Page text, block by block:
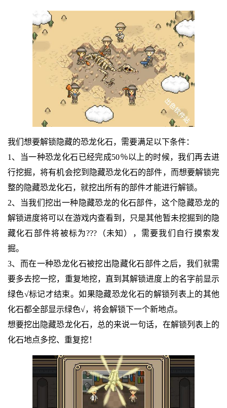
我们想要解锁隐藏的恐龙化石，需要满足以下条件：
1、当一种恐龙化石已经完成50％以上的时候，我们再去进
行挖掘，将有机会挖到隐藏恐龙化石的部件，而想要解锁完
整的隐藏恐龙化石，就挖出所有的部件才能进行解锁。
2、当我们挖出一种隐藏恐龙的化石部件，这个隐藏恐龙的
解锁进度将可以在游戏内查看到，只是其他暂未挖掘到的隐
藏化石部件将被标为???（未知），需要我们自行摸索发
掘。
3、而在一种恐龙化石被挖出隐藏化石部件之后，我们就需
要多去挖一挖，重复地挖，直到其解锁进度上的名字前显示
绿色√标记才结束。如果隐藏恐龙化石的解锁列表上的其他
化石都全部显示绿色√，将会解锁下一个新地点。
想要挖出隐藏恐龙化石，总的来说一句话，在解锁列表上的
化石地点多挖、重复挖！